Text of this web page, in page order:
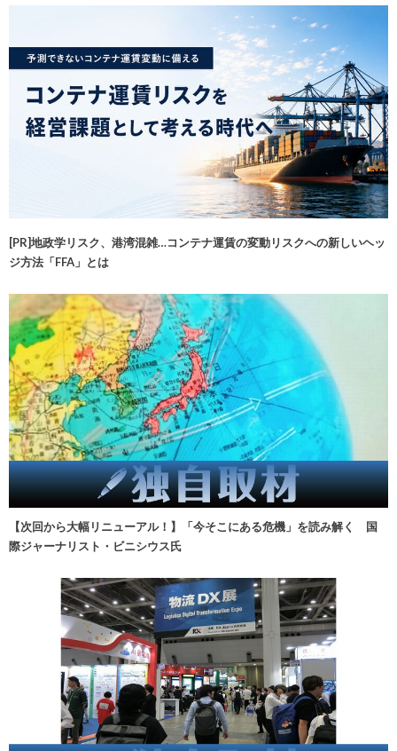
[PR]地政学リスク、港湾混雑…コンテナ運賃の変動リスクへの新しいヘッ
ジ方法「FFA」とは
【次回から大幅リニューアル！】「今そこにある危機」を読み解く 国
際ジャーナリスト・ビニシウス氏